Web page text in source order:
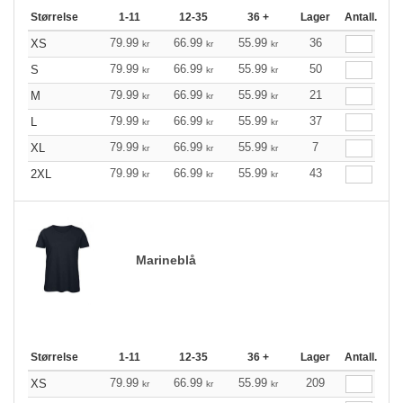
Størrelse 1-11 12-35 36 + Lager Antall.
XS 79.99 kr 66.99 kr 55.99 kr
36
S
79.99 kr 66.99 kr 55.99 kr
50
M
79.99 kr 66.99 kr 55.99 kr
21
L
79.99 kr 66.99 kr 55.99 kr
37
XL
79.99 kr 66.99 kr 55.99 kr
7
2XL
79.99 kr 66.99 kr 55.99 kr 43
Marineblå
Størrelse 1-11 12-35 36 + Lager Antall.
XS 79.99 kr 66.99 kr 55.99 kr
209